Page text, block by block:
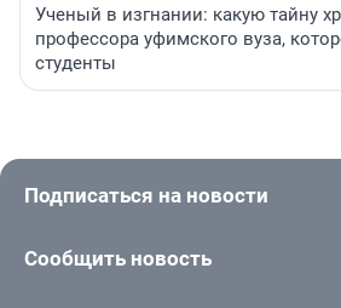
Ученый в изгнании: какую тайну
профессора уфимского вуза,
студенты
Подписаться на новости
Сообщить новость